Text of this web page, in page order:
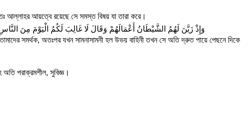
আল্লাহর আয়ত্বে রয়েছে সে সমস্ত বিষয় যা তারা করে।
وَإِذْ زَيَّنَ لَهُمُ الشَّيْطَانُ أَعْمَالَهُمْ وَقَالَ لَا غَالِبَ لَكُمُ الْيَوْمَ مِنَ
সমর্থক, অতঃপর যখন সামনাসামনী হল উভয় বাহিনী তখন সে অতি দ্রুত পায়ে পেছনে দিকে
অতি পরাক্রমশীল, সুবিজ্ঞ।